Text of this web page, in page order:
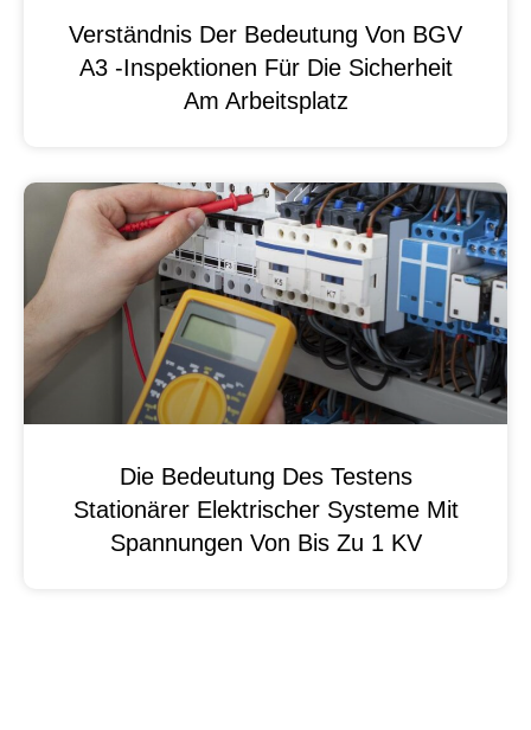
Verständnis Der Bedeutung Von BGV
A3 -Inspektionen Für Die Sicherheit
Am Arbeitsplatz
Die Bedeutung Des Testens
Stationärer Elektrischer Systeme Mit
Spannungen Von Bis Zu 1 KV